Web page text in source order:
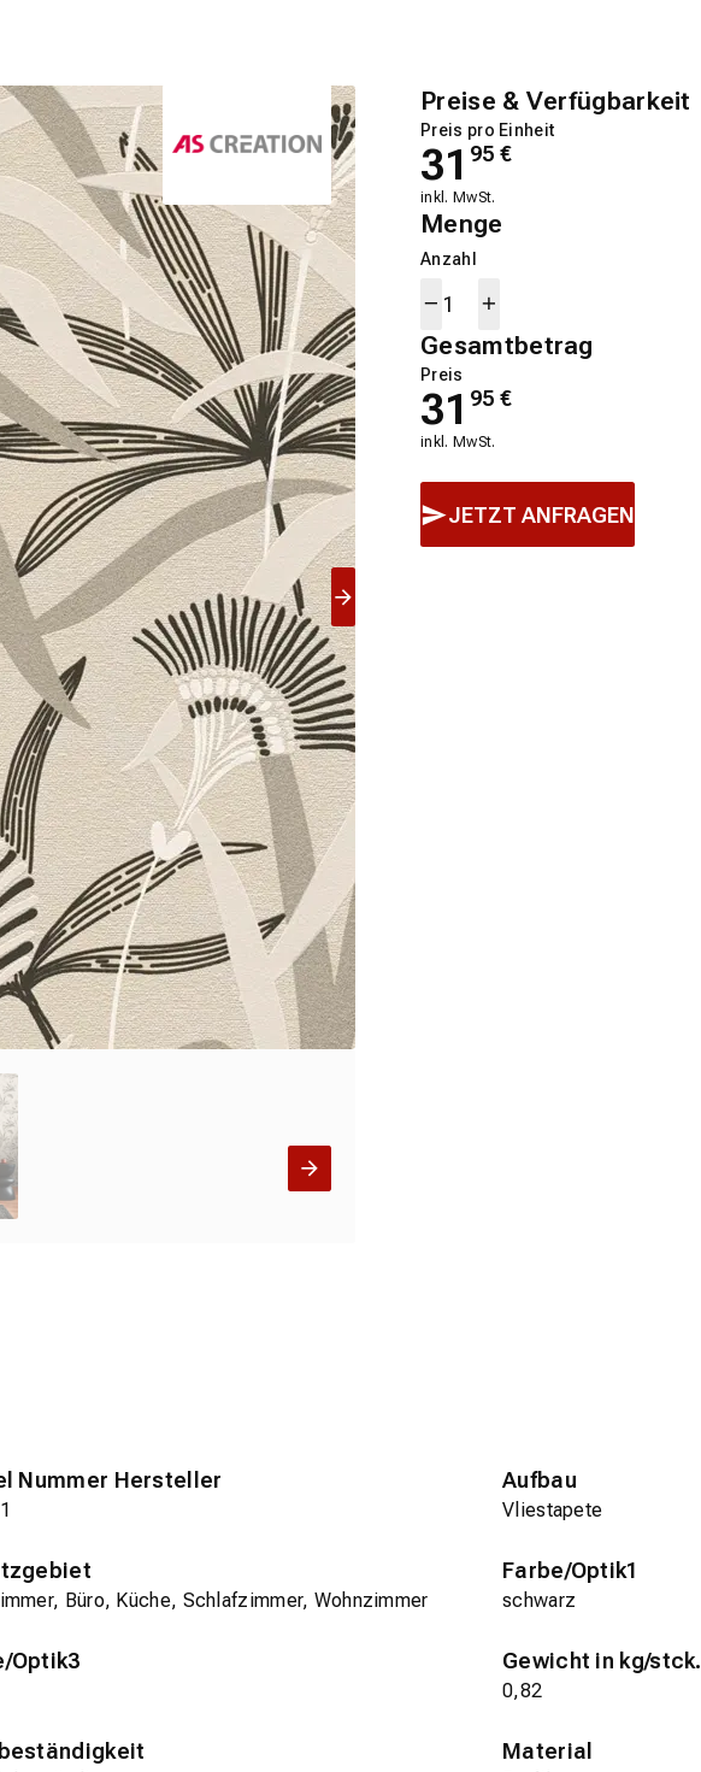
Preise & Verfügbarkeit
Preis pro Einheit
31 95 €
inkl. MwSt.
Menge
Anzahl
Gesamtbetrag
Preis
31 95 €
inkl. MwSt.
JETZT ANFRAGEN
Nummer Hersteller Aufbau
Vliestapete
Büro, Küche, Schlafzimmer, Wohnzimmer
Farbe/Optik1
schwarz
Optik3 Gewicht in kg/stck.
0,82
Material